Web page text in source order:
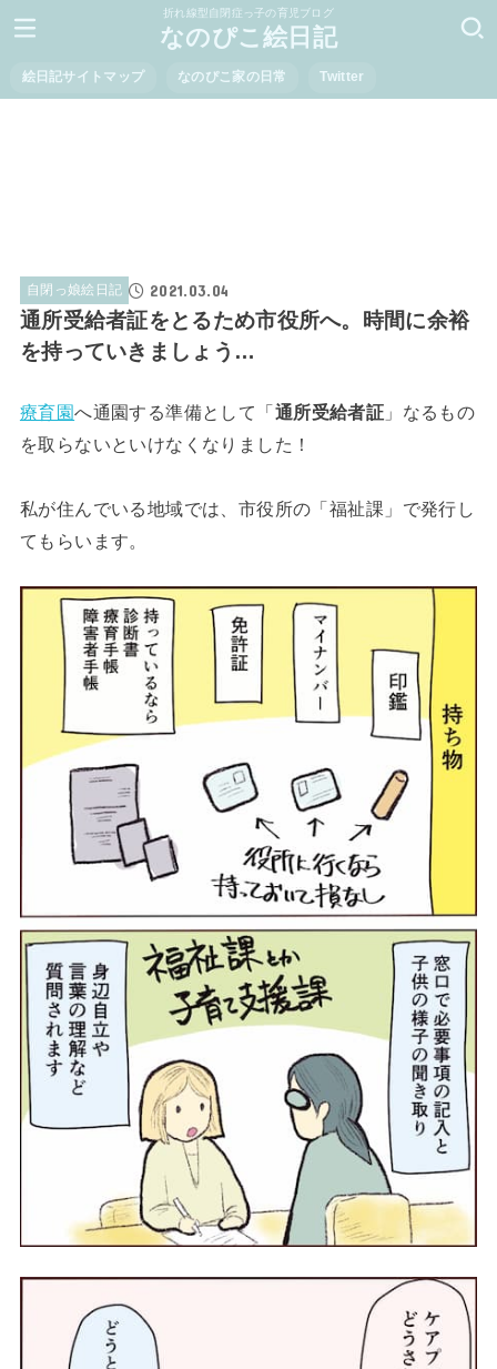
折れ線型自閉症っ子の育児ブログ
なのぴこ絵日記
絵日記サイトマップ なのぴこ家の日常 Twitter
自閉っ娘絵日記 2021.03.04
通所受給者証をとるため市役所へ。時間に余裕
を持っていきましょう…
療育園へ通園する準備として「通所受給者証 」なるもの
を取らないといけなくなりました！
私が住んでいる地域では、市役所の「福祉課」で発行し
てもらいます。